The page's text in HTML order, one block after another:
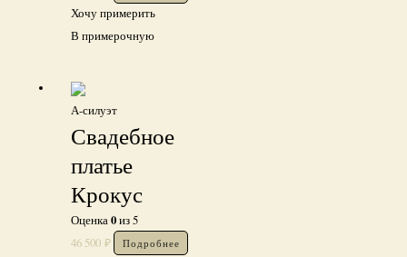
Хочу примерить
В примерочную
А-силуэт
Свадебное
платье
Крокус
Оценка0из 5
46 500₽ Подробнее